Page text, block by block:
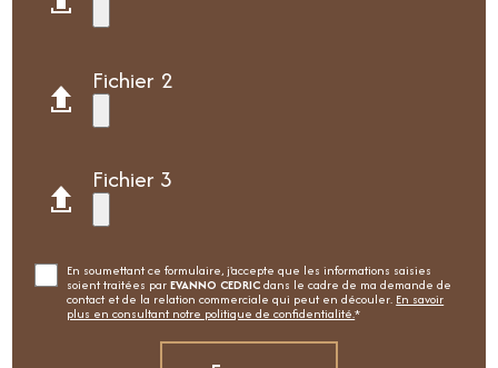
Fichier 2
Fichier 3
En soumettant ce formulaire, j'accepte que les informations saisies
soient traitées parEVANNO CEDRICdans le cadre de ma demande de
contact et de la relation commerciale qui peut en découler. En savoir
plus en consultant notre politique de confidentialité.*